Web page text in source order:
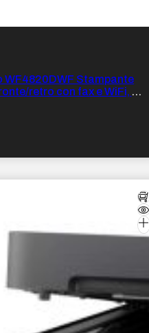
WF4820DWF Stampante
retro con fax e WiFi, 25